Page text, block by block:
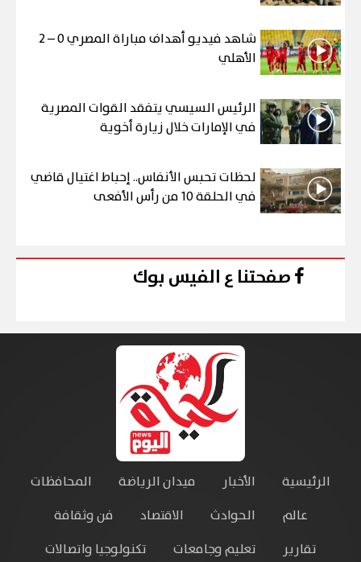
شاهد فيديو أهداف مباراة المصري 0 – 2
الأهلي
الرئيس السيسي يتفقد القوات المصرية
في الإمارات خلال زيارة أخوية
لحظات تحبس الأنفاس.. إحباط اغتيال قاضي
في الحلقة 10 من رأس الأفعى
صفحتنا ع الفيس بوك
الرئيسية الأخبار ميدان الرياضة
المحافظات
عالم
الحوادث الاقتصاد
فن وثقافة
تقارير
تعليم وجامعات تكنولوجيا واتصالات